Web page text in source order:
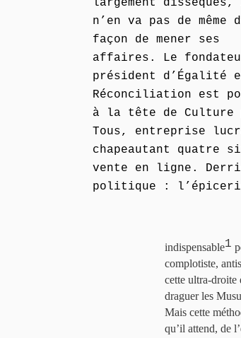
largement
n’en va pas de même
façon de mener ses
affaires. Le
président d’Égalité
Réconciliation est
à la tête de Culture
Tous, entreprise
chapeautant quatre
vente en ligne.
politique :
indispensable1
complotiste,
cette ultra-droite
draguer les
Mais cette
qu’il attend, de